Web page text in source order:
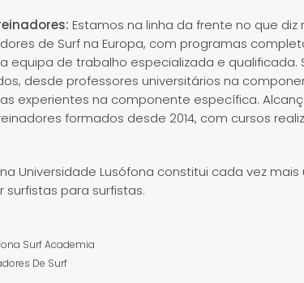
Estamos na linha da frente no que diz
de Surf na Europa, com programas
equipa de trabalho especializada e qualificada.
desde professores universitários na
experientes na componente específica.
formados desde 2014, com cursos
na Universidade Lusófona constitui cada vez
para surfistas.
Surf Academia
De Surf